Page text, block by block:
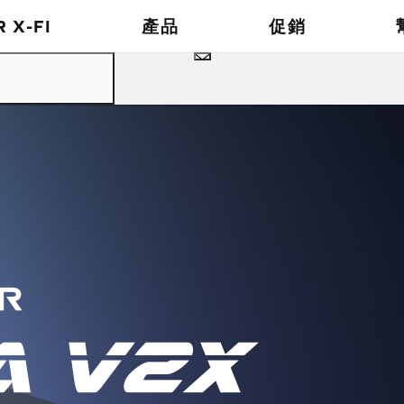
X-FI 產品 促銷